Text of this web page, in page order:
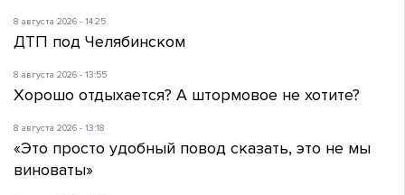
8 августа 2026 - 14:25
ДТП под Челябинском
8 августа 2026 - 13:55
Хорошо отдыхается? А штормовое не хотите?
8 августа 2026 - 13:18
«Это просто удобный повод сказать, это не мы
виноваты»